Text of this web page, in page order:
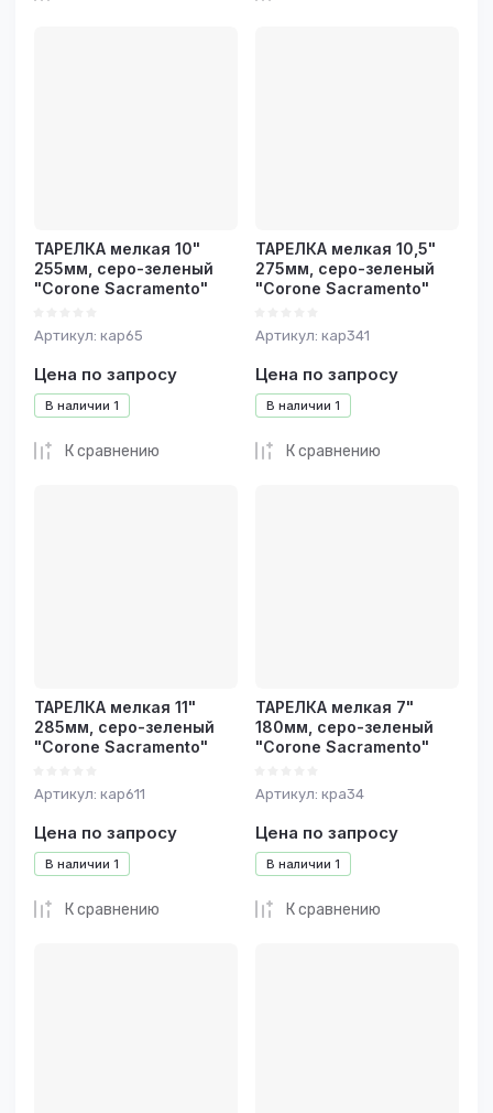
ТАРЕЛКА мелкая 10"
255мм, серо-зеленый
"Corone Sacramento"
Артикул: кар65
В наличии 1
Цена по запросу
К сравнению
ТАРЕЛКА мелкая 10,5"
275мм, серо-зеленый
"Corone Sacramento"
Артикул: кар341
В наличии 1
Цена по запросу
К сравнению
ТАРЕЛКА мелкая 11"
285мм, серо-зеленый
"Corone Sacramento"
Артикул: кар611
В наличии 1
Цена по запросу
К сравнению
ТАРЕЛКА мелкая 7"
180мм, серо-зеленый
"Corone Sacramento"
Артикул: кра34
В наличии 1
Цена по запросу
К сравнению